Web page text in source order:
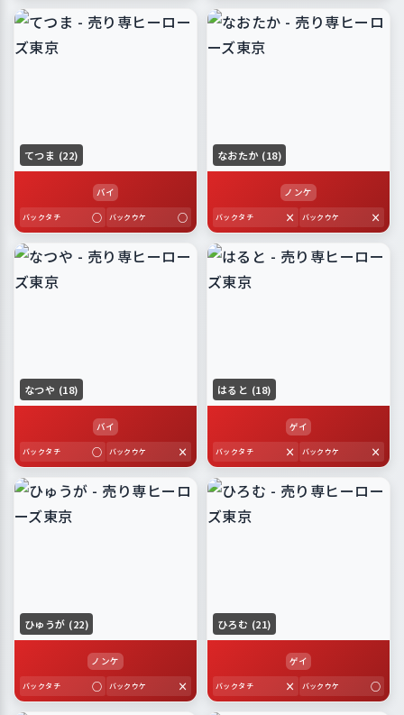
てつま (22)
バイ
バックタチ ○ バックウケ ○
なおたか (18)
ノンケ
バックタチ × バックウケ ×
なつや (18)
バイ
バックタチ ○ バックウケ ×
はると (18)
ゲイ
バックタチ × バックウケ ×
ひゅうが (22)
ノンケ
バックタチ ○ バックウケ ×
ひろむ (21)
ゲイ
バックタチ × バックウケ ○